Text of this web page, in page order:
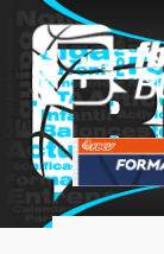
Saltar
contenido